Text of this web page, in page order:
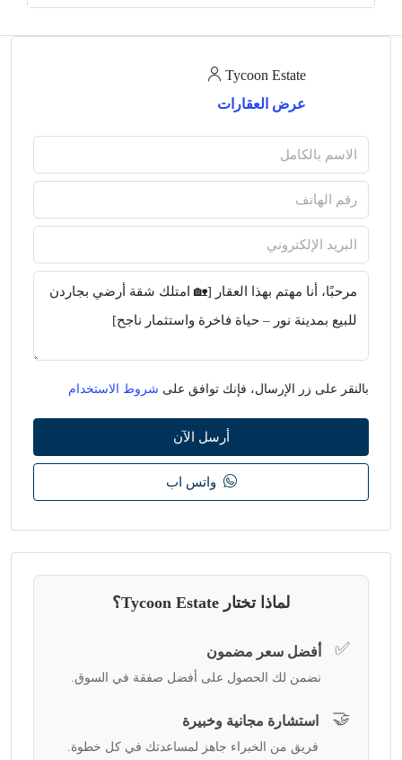
Tycoon Estate
عرض العقارات
بالنقر على زر الإرسال، فإنك توافق على شروط الاستخدام
أرسل الآن
واتس اب
لماذا تختار Tycoon Estate؟
✅ أفضل سعر مضمون
نضمن لك الحصول على أفضل صفقة في السوق.
🤝 استشارة مجانية وخبيرة
فريق من الخبراء جاهز لمساعدتك في كل خطوة.